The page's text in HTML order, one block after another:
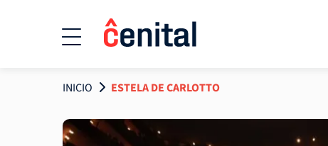
INICIO ESTELA DE CARLOTTO